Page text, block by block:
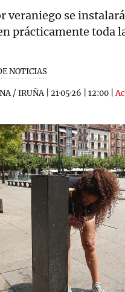
veraniego se
prácticamente toda
NOTICIAS
/ IRUÑA| 21·05·26 12:00 |